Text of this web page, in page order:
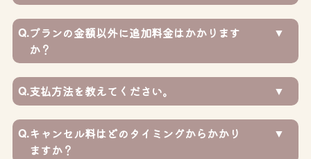
Q.プランの金額以外に追加料金はかかります
か？
Q.支払方法を教えてください。
Q.キャンセル料はどのタイミングからかかり
ますか？